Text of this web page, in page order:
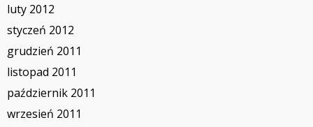
luty 2012
styczeń 2012
grudzień 2011
listopad 2011
październik 2011
wrzesień 2011